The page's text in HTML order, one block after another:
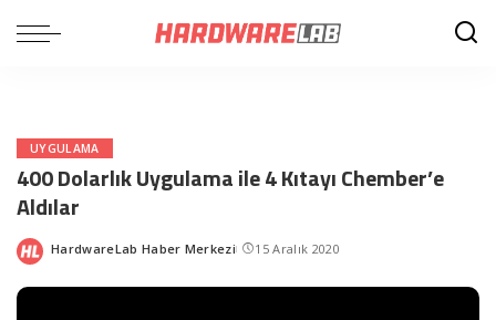
UYGULAMA
400 Dolarlık Uygulama ile 4 Kıtayı Chember’e
Aldılar
Posted
HardwareLab Haber Merkezi 15 Aralık 2020